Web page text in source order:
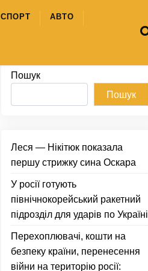
СПОРТ АВТО
Пошук
Пошук
Леся — Нікітюк показала
першу стрижку сина Оскара
У росії готують
північнокорейський ракетний
підрозділ для ударів по Україні
Перехоплювачі, кошти на
безпеку країни, перенесення
війни на територію росії: